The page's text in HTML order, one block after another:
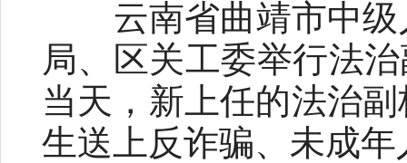
云南省曲靖市中级
局、区关工委举行法
当天，新上任的法治
生送上反诈骗、未成